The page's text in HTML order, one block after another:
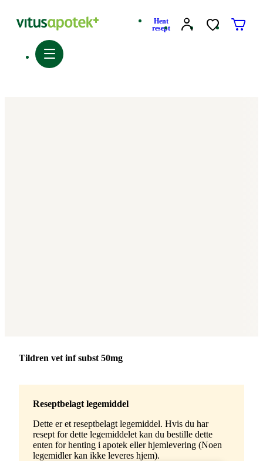
Hent
resept
Merke:
Tildren vet inf subst 50mg
Reseptbelagt legemiddel
Dette er et reseptbelagt legemiddel. Hvis du har
resept for dette legemiddelet kan du bestille dette
enten for henting i apotek eller hjemlevering (Noen
legemidler kan ikke leveres hjem).